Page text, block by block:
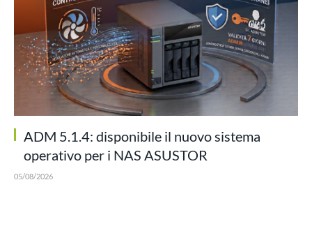
ADM 5.1.4: disponibile il nuovo sistema
operativo per i NAS ASUSTOR
05/08/2026